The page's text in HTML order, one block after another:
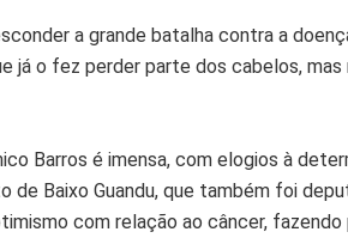
a grande batalha contra a
já o fez perder parte dos cabelos,
Barros é imensa, com elogios à
de Baixo Guandu, que também foi
com relação ao câncer,